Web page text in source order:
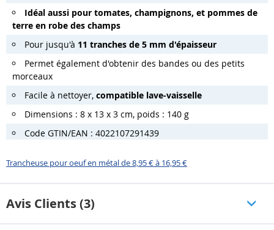
Idéal aussi pour tomates, champignons, et pommes de
terre en robe des champs
Pour jusqu'à 11 tranches de 5 mm d'épaisseur
Permet également d'obtenir des bandes ou des petits
morceaux
Facile à nettoyer, compatible lave-vaisselle
Dimensions : 8 x 13 x 3 cm, poids : 140 g
Code GTIN/EAN : 4022107291439
Trancheuse pour oeuf en métal de 8,95 € à 16,95 €
Avis Clients (3)